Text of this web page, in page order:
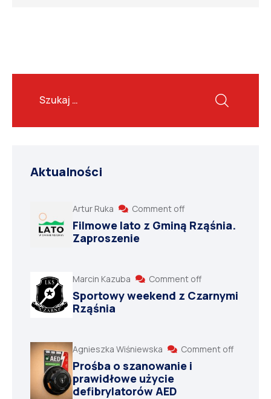
Aktualności
Artur Ruka Comment off
Filmowe lato z Gminą Rząśnia.
Zaproszenie
Marcin Kazuba Comment off
Sportowy weekend z Czarnymi
Rząśnia
Agnieszka Wiśniewska Comment off
Prośba o szanowanie i
prawidłowe użycie
defibrylatorów AED